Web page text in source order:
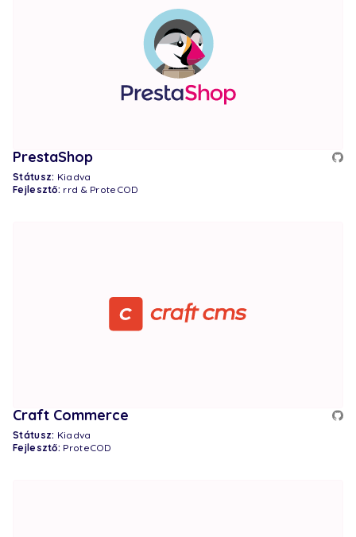
PrestaShop
Státusz: Kiadva
Fejlesztő: rrd & ProteCOD
Craft Commerce
Státusz: Kiadva
Fejlesztő: ProteCOD